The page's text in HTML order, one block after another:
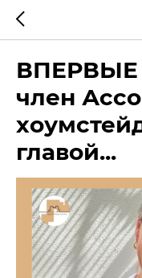
ВПЕРВЫЕ
член
главой...